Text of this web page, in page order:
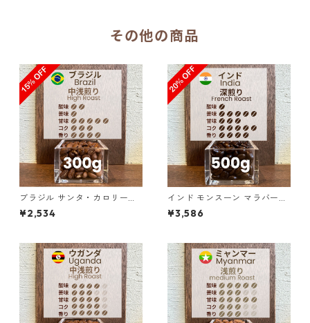
その他の商品
ブラジル サンタ・カロリーナ
農園 SFFC パイナップル・ハ
ニー 300g（100g単価の15%
¥2,534
インド モンスーン マラバール
AA ディープカカオ 500g（10
0g単価の20%OFF）
¥3,586